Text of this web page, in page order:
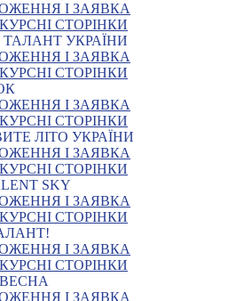
І ЗАЯВКА
СТОРІНКИ
УКРАЇНИ
І ЗАЯВКА
СТОРІНКИ
І ЗАЯВКА
СТОРІНКИ
ЛІТО УКРАЇНИ
І ЗАЯВКА
СТОРІНКИ
SKY
І ЗАЯВКА
СТОРІНКИ
І ЗАЯВКА
СТОРІНКИ
І ЗАЯВКА